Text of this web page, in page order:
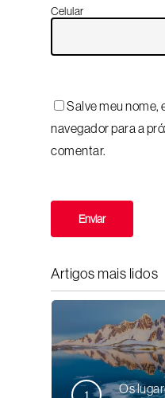
Celular
Salve meu nome,
navegador para a
comentar.
Artigos mais lidos
Os